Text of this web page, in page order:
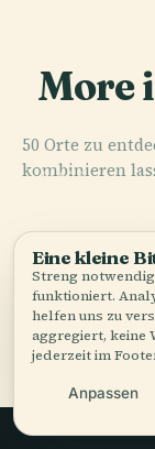
More
50 Orte zu
kombinieren
PLACE
PLACE
Eine kleine
Streng
funktioniert.
helfen uns zu
aggregiert, keine
jederzeit im
Anpassen